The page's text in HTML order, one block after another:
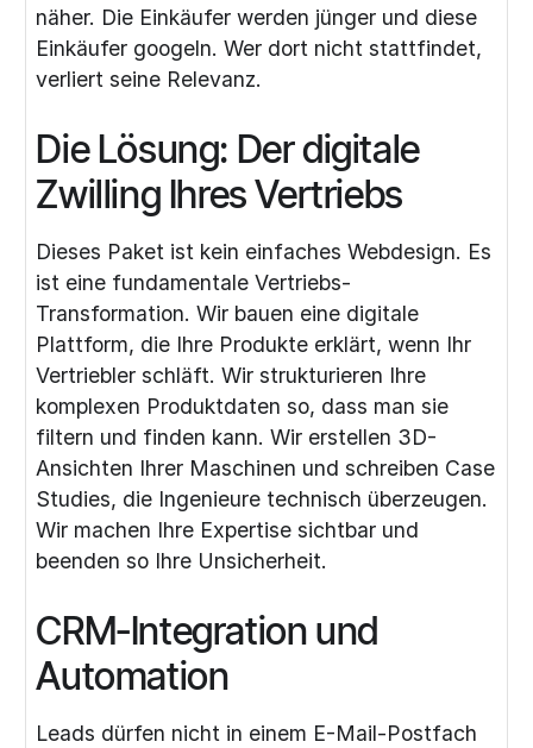
näher. Die Einkäufer werden jünger und diese
Einkäufer googeln. Wer dort nicht stattfindet,
verliert seine Relevanz.
Die Lösung: Der digitale
Zwilling Ihres Vertriebs
Dieses Paket ist kein einfaches Webdesign. Es
ist eine fundamentale Vertriebs-
Transformation. Wir bauen eine digitale
Plattform, die Ihre Produkte erklärt, wenn Ihr
Vertriebler schläft. Wir strukturieren Ihre
komplexen Produktdaten so, dass man sie
filtern und finden kann. Wir erstellen 3D-
Ansichten Ihrer Maschinen und schreiben Case
Studies, die Ingenieure technisch überzeugen.
Wir machen Ihre Expertise sichtbar und
beenden so Ihre Unsicherheit.
CRM-Integration und
Automation
Leads dürfen nicht in einem E-Mail-Postfach